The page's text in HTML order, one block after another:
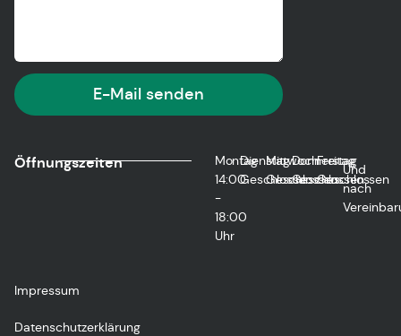
E-Mail senden
Öffnungszeiten
Montag
14:00
-
18:00
Uhr
Dienstag
Geschlossen
Mittwoch
Geschlossen
Donnerstag
Geschlossen
Freitag
Geschlossen
Und
nach
Impressum
Datenschutzerklärung